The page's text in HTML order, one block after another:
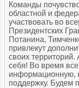
Команды
областной и
участвовать во
Президентских
Потанина,
привлекут
своих
себя! Во время
информационную,
поддержку. Будем